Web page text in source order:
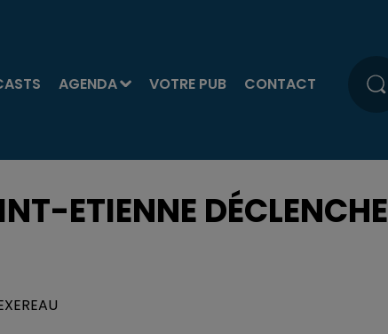
AGENDA VOTRE PUB CONTACT
ETIENNE DÉCLENCHE